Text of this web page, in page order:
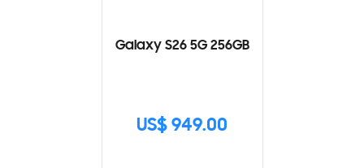
Galaxy S26 5G 256GB
US$ 949.00